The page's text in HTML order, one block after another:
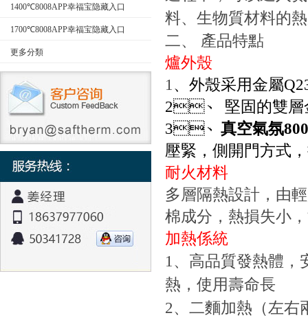
1400℃8008APP幸福宝隐藏入口
1700℃8008APP幸福宝隐藏入口
更多分類
料、生物質材料的
二、
產品特點
爐外殼
1、外殼采用金屬
2、
堅固的雙層
3、 真空氣氛
壓緊，側開門方式
耐火材料
多層隔熱設計，由
棉成分，熱損失小
加熱係統
1、高品質發熱體，
熱，使用壽命長
2、二麵加熱（